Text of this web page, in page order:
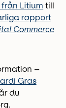
Litium till
rapport
Commerce
–
Gras
du